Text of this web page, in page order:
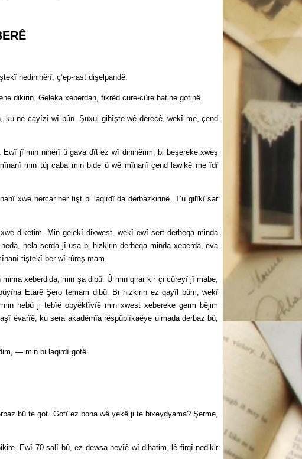
nedinihêrî, ç’ep-rast dişelpandê.
Geleka xeberdan, fikrêd cure-cûre hatine gotinê.
ne cayîzî wî bûn. Şuxul gihîşte wê derecê, wekî me, çend
jî min nihêrî û gava dît ez wî dinihêrim, bi beşereke xweş
min tûj caba min bide û wê mînanî çend lawikê me îdî
xwe hercar her tişt bi laqirdî da derbazkirinê. T’u gilîkî sar
diketim. Min gelekî dixwest, wekî ewî sert derheqa minda
hela serda jî usa bi hizkirin derheqa minda xeberda, eva
tiştekî ber wî rûreş mam.
xeberdida, min şa dibû. Û min qirar kir çi cûreyî jî mabe,
Etarê Şero temam dibû. Bi hizkirin ez qayîl bûm, wekî
hebû ji tebîê obyêktîvîê min xwest xebereke germ bêjim
êvarîê, ku sera akadêmîa rêspûblîkaêye ulmada derbaz bû,
— min bi laqirdî gotê.
bû te got. Gotî ez bona wê yekê ji te bixeydyama? Şerme,
Ewî 70 salî bû, ez dewsa nevîê wî dihatim, lê firqî nedikir